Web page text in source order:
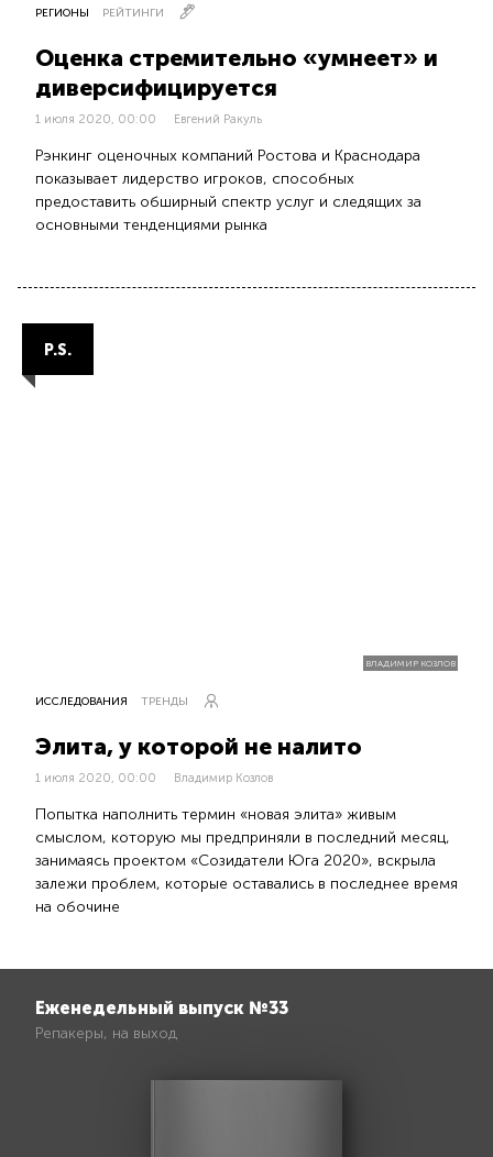
РЕГИОНЫ РЕЙТИНГИ
Оценка стремительно «умнеет» и
диверсифицируется
1 июля 2020, 00:00 Евгений Ракуль
Рэнкинг оценочных компаний Ростова и Краснодара
показывает лидерство игроков, способных
предоставить обширный спектр услуг и следящих за
основными тенденциями рынка
P.S.
ИССЛЕДОВАНИЯ ТРЕНДЫ
Элита, у которой не налито
1 июля 2020, 00:00 Владимир Козлов
Попытка наполнить термин «новая элита» живым
смыслом, которую мы предприняли в последний месяц,
занимаясь проектом «Созидатели Юга 2020», вскрыла
залежи проблем, которые оставались в последнее время
на обочине
ВЛАДИМИР КОЗЛОВ
Еженедельный выпуск №33
Репакеры, на выход